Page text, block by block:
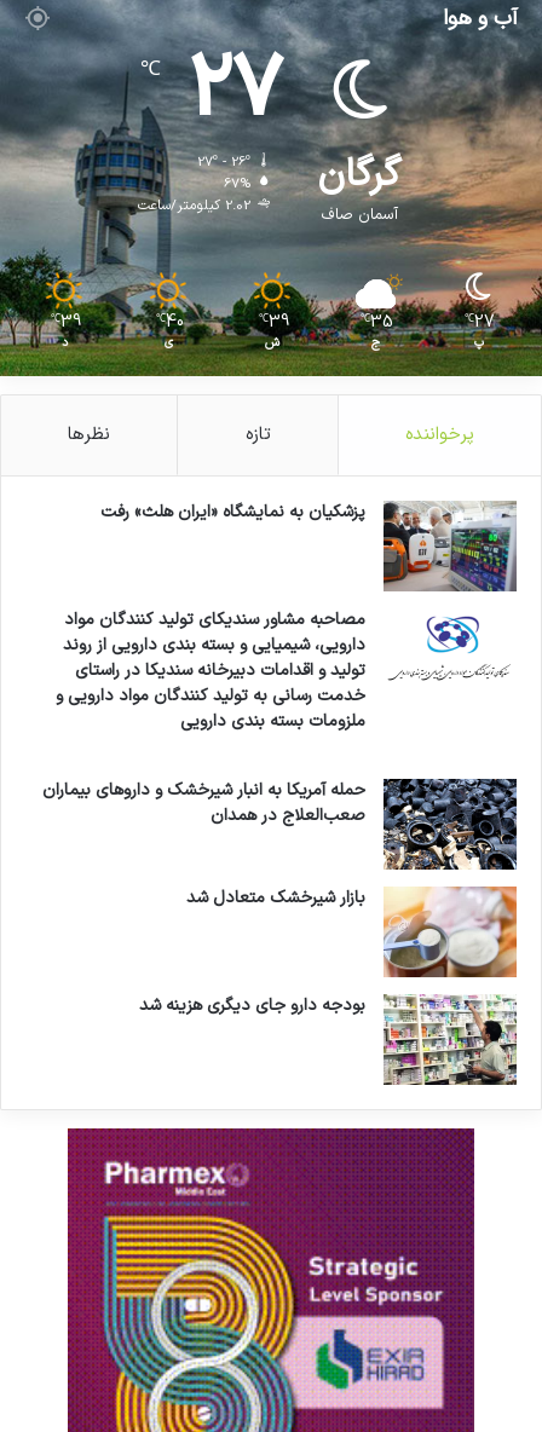
آب و هوا
گرگان
آسمان صاف
27
℃
27º - 26º
67%
2.02 کیلومتر/ساعت
27
℃
پ
35
℃
ج
39
℃
ش
40
℃
ی
39
℃
د
پرخواننده تازه نظرها
پزشکیان به نمایشگاه «ایران هلث» رفت
مصاحبه مشاور سندیکای تولید کنندگان مواد
دارویی، شیمیایی و بسته بندی دارویی از روند
تولید و اقدامات دبیرخانه سندیکا در راستای
خدمت رسانی به تولید کنندگان مواد دارویی و
ملزومات بسته بندی دارویی
حمله آمریکا به انبار شیرخشک و داروهای بیماران
صعب‌العلاج در همدان
بازار شیرخشک متعادل شد
بودجه دارو جای دیگری هزینه شد